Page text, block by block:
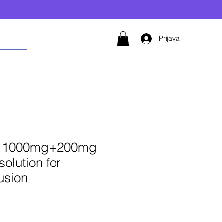
Prijava
for